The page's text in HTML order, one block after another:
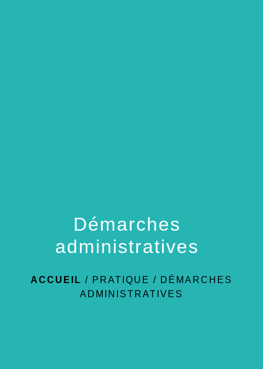
Démarches
administratives
ACCUEIL / PRATIQUE / DÉMARCHES
ADMINISTRATIVES